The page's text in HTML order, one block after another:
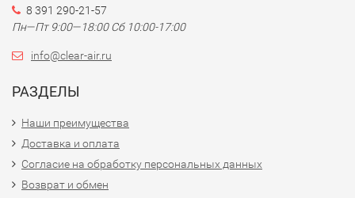
8 391 290-21-57
Пн—Пт 9:00—18:00 Сб 10:00-17:00
info@clear-air.ru
РАЗДЕЛЫ
Наши преимущества
Доставка и оплата
Согласие на обработку персональных данных
Возврат и обмен